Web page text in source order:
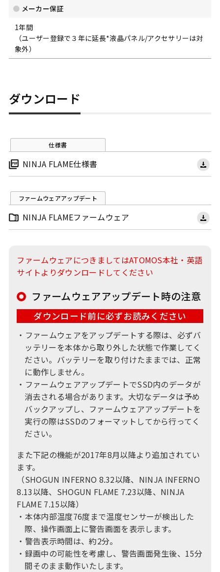
メーカー保証
1年間
（ユーザー登録で３年に延長*液晶パネル/アクセサリーは対
象外）
ダウンロード
仕様書
NINJA FLAME仕様書
ファームウェアアップデート
NINJA FLAMEファームウェア
ファームウェアにつきましてはATOMOS本社・英語
サイトよりダウンロードしてください
ファームウェアアップデート時の注意
ダウンロード前に必ずお読みください
・ファームウェアをアップデートする際は、必ずバ
ッテリーを本体から取り外した状態で作業してく
ださい。バッテリーを取り付けたままでは、正常
に動作しません。
・ファームウェアアップデートでSSD内のデータが
消去される場合があります。大切なデータは予め
バックアップし、ファームウェアアップデートを
実行の際はSSDのフォーマットしてから行ってく
ださい。
また下記の機能が2017年8月以降より追加されてい
ます。
（SHOGUN INFERNO 8.32以降、NINJA INFERNO
8.13以降、SHOGUN FLAME 7.23以降、NINJA
FLAME 7.15以降）
・本体内部温度76度まで温度センサーが検出した
際、操作画面上に警告画面を表示します。
・警告表示時間は、約2分。
・録画中の可能性を考慮し、警告画面発生後、15分
間そのまま動作いたします。